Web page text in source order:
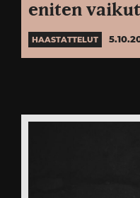
eniten
HAASTATTELUT